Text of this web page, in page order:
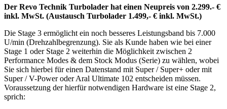
Der Revo Technik Turbolader hat einen Neupreis von 2.299.- €
inkl. MwSt. (Austausch Turbolader 1.499,- € inkl. MwSt.)
Die Stage 3 ermöglicht ein noch besseres Leistungsband bis 7.000
U/min (Drehzahlbegrenzung). Sie als Kunde haben wie bei einer
Stage 1 oder Stage 2 weiterhin die Möglichkeit zwischen 2
Performance Modes & dem Stock Modus (Serie) zu wählen, wobei
Sie sich hierbei für einen Datenstand mit Super / Super+ oder mit
Super / V-Power oder Aral Ultimate 102 entscheiden müssen.
Voraussetzung der hierfür notwendigen Hardware ist eine Stage 2,
sprich: